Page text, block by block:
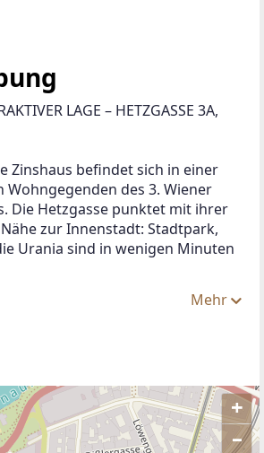
LAGE – HETZGASSE 3A,
Zinshaus befindet sich in einer
des 3. Wiener
Die Hetzgasse punktet mit ihrer
zur Innenstadt: Stadtpark,
Urania sind in wenigen Minuten
Mehr
+
–